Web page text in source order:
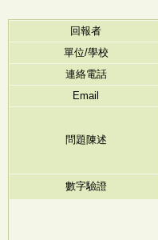
回報者
單位/學校
連絡電話
Email
問題陳述
數字驗證